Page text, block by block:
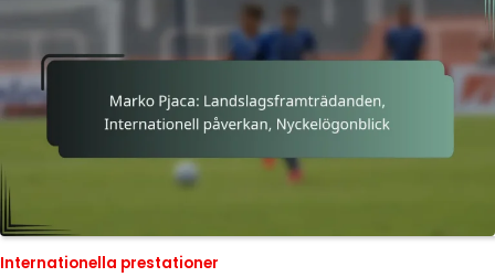
Internationella prestationer